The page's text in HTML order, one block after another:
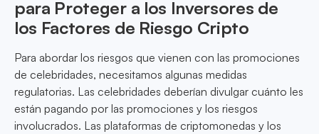
para Proteger a los Inversores de
los Factores de Riesgo Cripto
Para abordar los riesgos que vienen con las promociones
de celebridades, necesitamos algunas medidas
regulatorias. Las celebridades deberían divulgar cuánto les
están pagando por las promociones y los riesgos
involucrados. Las plataformas de criptomonedas y los